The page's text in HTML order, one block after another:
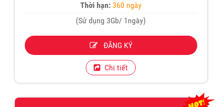
Thời hạn:360 ngày
(Sử dụng 3Gb/ 1ngày)
ĐĂNG KÝ
Chi tiết